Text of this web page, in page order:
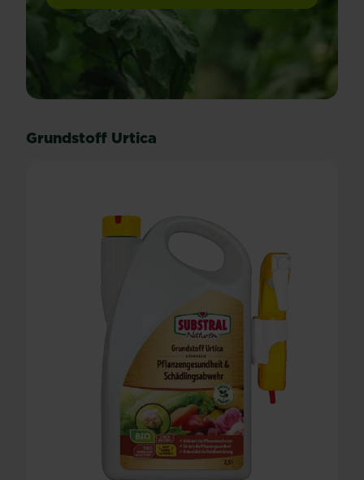
Grundstoff Urtica